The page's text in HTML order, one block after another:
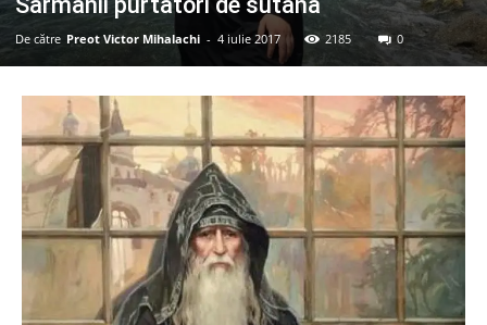
De către Preot Victor Mihalachi - 4 iulie 2017 2185 0